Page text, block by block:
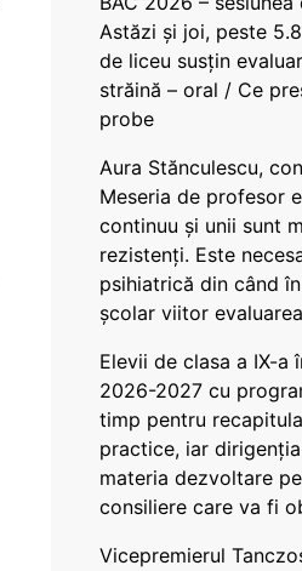
Astăzi și joi, peste
de liceu susțin
străină – oral / Ce
probe
Aura Stănculescu,
Meseria de profesor
continuu și unii sunt
rezistenți. Este
psihiatrică din când
școlar viitor
Elevii de clasa a IX-a
2026-2027 cu
timp pentru
practice, iar
materia dezvoltare
consiliere care va fi
Vicepremierul